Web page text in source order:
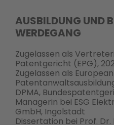
AUSBILDUNG UND
WERDEGANG
Zugelassen als
Patentgericht (EPG),
Zugelassen als
DPMA,
Managerin bei ESG
GmbH, Ingolstadt
Dissertation bei Prof. Dr.